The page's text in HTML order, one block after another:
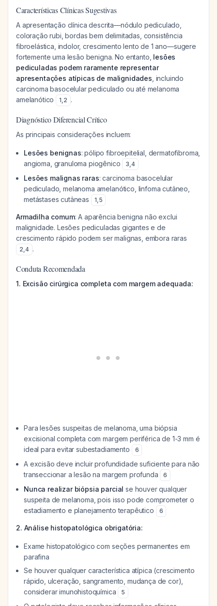
Características Clínicas Sugestivas
A apresentação clínica descrita—nódulo pediculado,
coloração rubi, bordas bem delimitadas, consistência
fibroelástica, indolor, crescimento lento de 1 ano—sugere
fortemente uma lesão benigna. No entanto, lesões
pediculadas podem raramente representar
apresentações atípicas de malignidades , incluindo
carcinoma basocelular pediculado ou até melanoma
amelanótico
1,2 .
Diagnóstico Diferencial Crítico
As principais considerações incluem:
Lesões benignas: pólipo fibroepitelial, dermatofibroma,
angioma, granuloma piogênico
3,4
Lesões malignas raras: carcinoma basocelular
pediculado, melanoma amelanótico, linfoma cutâneo,
metástases cutâneas
1,5
Armadilha comum: A aparência benigna não exclui
malignidade. Lesões pediculadas gigantes e de
crescimento rápido podem ser malignas, embora raras
2,4 .
Conduta Recomendada
1. Excisão cirúrgica completa com margem adequada:
Para lesões suspeitas de melanoma, uma biópsia
excisional completa com margem periférica de 1-3 mm é
ideal para evitar subestadiamento
6
A excisão deve incluir profundidade suficiente para não
transeccionar a lesão na margem profunda
6
Nunca realizar biópsia parcial se houver qualquer
suspeita de melanoma, pois isso pode comprometer o
estadiamento e planejamento terapêutico
6
2. Análise histopatológica obrigatória:
Exame histopatológico com seções permanentes em
parafina
Se houver qualquer característica atípica (crescimento
rápido, ulceração, sangramento, mudança de cor),
considerar imunohistoquímica
5